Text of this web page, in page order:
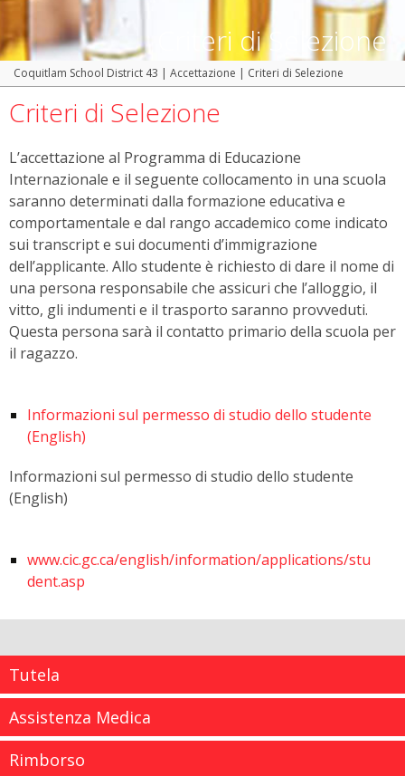
Criteri di Selezione
Coquitlam School District 43 | Accettazione | Criteri di Selezione
Criteri di Selezione
L’accettazione al Programma di Educazione
Internazionale e il seguente collocamento in una scuola
saranno determinati dalla formazione educativa e
comportamentale e dal rango accademico come indicato
sui transcript e sui documenti d’immigrazione
dell’applicante. Allo studente è richiesto di dare il nome di
una persona responsabile che assicuri che l’alloggio, il
vitto, gli indumenti e il trasporto saranno provveduti.
Questa persona sarà il contatto primario della scuola per
il ragazzo.
Informazioni sul permesso di studio dello studente
(English)
Informazioni sul permesso di studio dello studente
(English)
www.cic.gc.ca/english/information/applications/stu
dent.asp
Tutela
Assistenza Medica
Rimborso